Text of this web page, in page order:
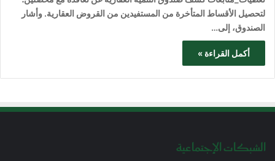
لتحصيل الأقساط المتأخرة من المستفيدين من القروض العقارية. وأشار
الصندوق، إلى…
أكمل القراءة »
الشبكات الإجتماعية